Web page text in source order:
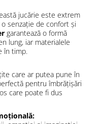
jucărie este extrem
senzație de confort și
garantează o formă
lung, iar materialele
în timp.
care ar putea pune în
pentru îmbrățișări
care poate fi dus